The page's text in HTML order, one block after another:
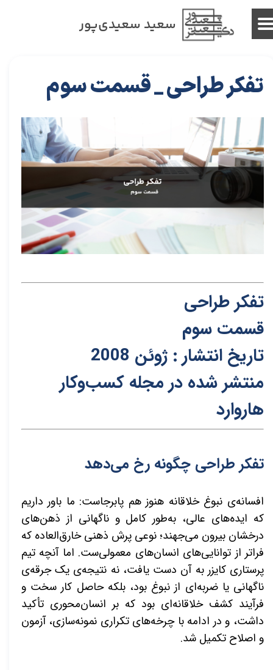
سعید سعیدی‌پور
تفکر طراحی _ قسمت سوم
تفکر طراحی
قسمت سوم
تاریخ انتشار : ژوئن 2008
منتشر شده در مجله کسب‌و‌کار
هاروارد
تفکر طراحی چگونه رخ می‌دهد
افسانه‌ی نبوغ خلاقانه هنوز هم پابرجاست: ما باور داریم
که ایده‌های عالی، به‌طور کامل و ناگهانی از ذهن‌های
درخشان بیرون می‌جهند؛ نوعی پرش ذهنی خارق‌العاده که
فراتر از توانایی‌های انسان‌های معمولی‌ست. اما آنچه تیم
پرستاری کایزر به آن دست یافت، نه نتیجه‌ی یک جرقه‌ی
ناگهانی یا ضربه‌ای از نبوغ بود، بلکه حاصل کار سخت و
فرآیند کشف خلاقانه‌ای بود که بر انسان‌محوری تأکید
داشت، و در ادامه با چرخه‌های تکراری نمونه‌سازی، آزمون
و اصلاح تکمیل شد.